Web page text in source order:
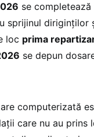
se
sprijinul diriginților
loc prima
se depun
computerizată
care nu au prins